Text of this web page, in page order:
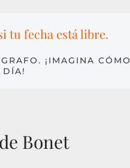
tu fecha está libre.
¡IMAGINA CÓMO
DÍA!
Bonet